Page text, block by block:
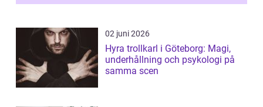
02 juni 2026
Hyra trollkarl i Göteborg: Magi,
underhållning och psykologi på
samma scen